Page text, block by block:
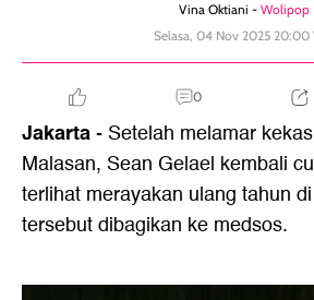
Vina Oktiani - Wolipop
Selasa, 04 Nov 2025 20:00
0
Jakarta- Setelah melamar
Malasan, Sean Gelael kembali
terlihat merayakan ulang tahun
tersebut dibagikan ke medsos.